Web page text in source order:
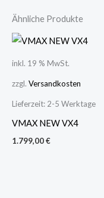
Ähnliche Produkte
inkl. 19 % MwSt.
zzgl. Versandkosten
Lieferzeit: 2-5 Werktage
VMAX NEW VX4
1.799,00€